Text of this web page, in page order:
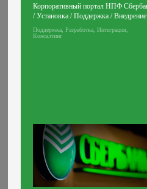
Корпоративный портал НПФ
/ Установка / Поддержка / Внедрение
Поддержка, Разработка, Интеграция,
Консалтинг